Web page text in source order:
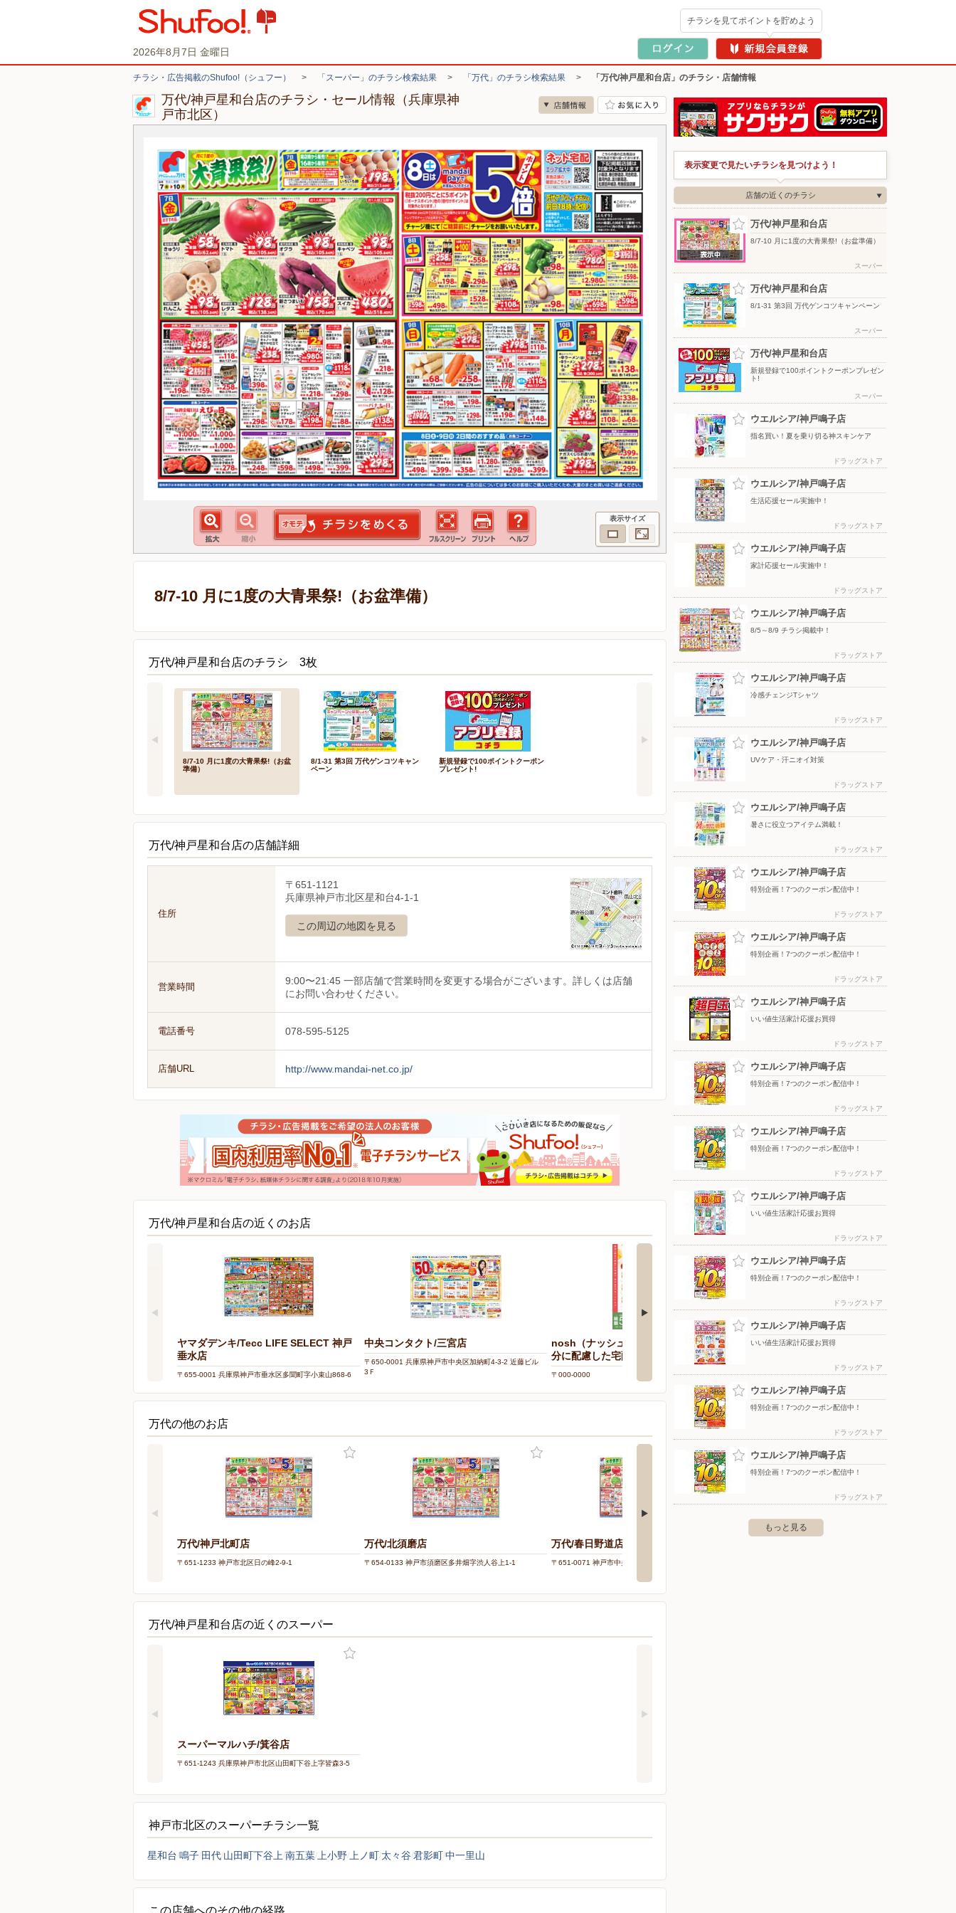
2026年8月7日 金曜日
チラシを見てポイントを貯めよう
チラシ・広告掲載のShufoo!（シュフー） > 「スーパー」のチラシ検索結果 > 「万代」のチラシ検索結果 > 「万代/神戸星和台店」のチラシ・店舗情報
万代/神戸星和台店のチラシ・セール情報（兵庫県神
戸市北区）
表示サイズ
8/7-10 月に1度の大青果祭!（お盆準備）
万代/神戸星和台店のチラシ 3枚
8/7-10 月に1度の大青果祭!（お盆
準備）
8/1-31 第3回 万代ゲンコツキャン
ペーン
新規登録で100ポイントクーポン
プレゼント!
万代/神戸星和台店の店舗詳細
住所
〒651-1121
兵庫県神戸市北区星和台4-1-1
この周辺の地図を見る
営業時間
9:00〜21:45 一部店舗で営業時間を変更する場合がございます。詳しくは店舗
にお問い合わせください。
電話番号 078-595-5125
店舗URL http://www.mandai-net.co.jp/
万代/神戸星和台店の近くのお店
ヤマダデンキ/Tecc LIFE SELECT 神戸
垂水店
〒655-0001 兵庫県神戸市垂水区多聞町字小束山868-6
中央コンタクト/三宮店
〒650-0001 兵庫県神戸市中央区加納町4-3-2 近藤ビル
3Ｆ
nosh（ナッシュ）ヘルシー・糖質と塩
分に配慮した宅配食サイト
〒000-0000
エディオン/エコール・リラ店
ル・リラ ショッピングセンター5階
万代の他のお店
万代/神戸北町店
〒651-1233 神戸市北区日の峰2-9-1
万代/北須磨店
〒654-0133 神戸市須磨区多井畑字渋人谷上1-1
万代/春日野道店
〒651-0071 神戸市中央区筒井町1-2-28
万代/神戸星和台店の近くのスーパー
スーパーマルハチ/箕谷店
〒651-1243 兵庫県神戸市北区山田町下谷上字皆森3-5
神戸市北区のスーパーチラシ一覧
星和台 鳴子 田代 山田町下谷上 南五葉 上小野 上ノ町 太々谷 君影町中一里山
この店舗へのその他の経路
表示変更で見たいチラシを見つけよう！
店舗の近くのチラシ
万代/神戸星和台店
8/7-10 月に1度の大青果祭!（お盆準備）
スーパー
万代/神戸星和台店
8/1-31 第3回 万代ゲンコツキャンペーン
スーパー
万代/神戸星和台店
新規登録で100ポイントクーポンプレゼン
ト!
スーパー
ウエルシア/神戸鳴子店
指名買い！夏を乗り切る神スキンケア
ドラッグストア
ウエルシア/神戸鳴子店
生活応援セール実施中！
ドラッグストア
ウエルシア/神戸鳴子店
家計応援セール実施中！
ドラッグストア
ウエルシア/神戸鳴子店
8/5～8/9 チラシ掲載中！
ドラッグストア
ウエルシア/神戸鳴子店
冷感チェンジTシャツ
ドラッグストア
ウエルシア/神戸鳴子店
UVケア・汗ニオイ対策
ドラッグストア
ウエルシア/神戸鳴子店
暑さに役立つアイテム満載！
ドラッグストア
ウエルシア/神戸鳴子店
特別企画！7つのクーポン配信中！
ドラッグストア
ウエルシア/神戸鳴子店
特別企画！7つのクーポン配信中！
ドラッグストア
ウエルシア/神戸鳴子店
いい値生活家計応援お買得
ドラッグストア
ウエルシア/神戸鳴子店
特別企画！7つのクーポン配信中！
ドラッグストア
ウエルシア/神戸鳴子店
特別企画！7つのクーポン配信中！
ドラッグストア
ウエルシア/神戸鳴子店
いい値生活家計応援お買得
ドラッグストア
ウエルシア/神戸鳴子店
特別企画！7つのクーポン配信中！
ドラッグストア
ウエルシア/神戸鳴子店
いい値生活家計応援お買得
ドラッグストア
ウエルシア/神戸鳴子店
特別企画！7つのクーポン配信中！
ドラッグストア
ウエルシア/神戸鳴子店
特別企画！7つのクーポン配信中！
ドラッグストア
もっと見る